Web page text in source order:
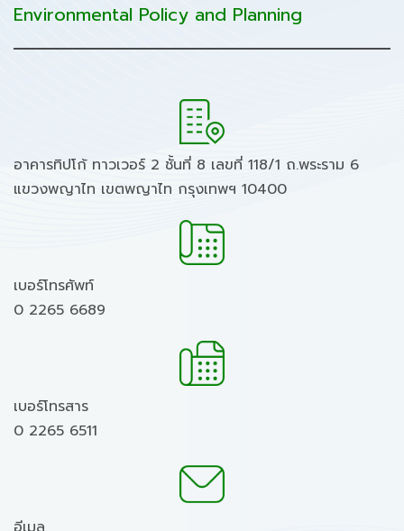
Environmental Policy and Planning
อาคารทิปโก้ ทาวเวอร์ 2 ชั้นที่ 8 เลขที่ 118/1 ถ.พระราม 6
แขวงพญาไท เขตพญาไท กรุงเทพฯ 10400
เบอร์โทรศัพท์
0 2265 6689
เบอร์โทรสาร
0 2265 6511